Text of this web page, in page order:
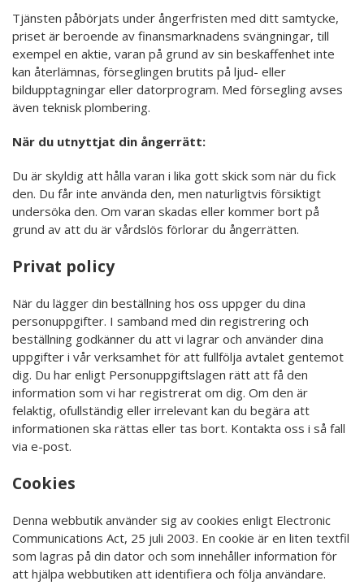
Tjänsten påbörjats under ångerfristen med ditt samtycke,
priset är beroende av finansmarknadens svängningar, till
exempel en aktie, varan på grund av sin beskaffenhet inte
kan återlämnas, förseglingen brutits på ljud- eller
bildupptagningar eller datorprogram. Med försegling avses
även teknisk plombering.
När du utnyttjat din ångerrätt:
Du är skyldig att hålla varan i lika gott skick som när du fick
den. Du får inte använda den, men naturligtvis försiktigt
undersöka den. Om varan skadas eller kommer bort på
grund av att du är vårdslös förlorar du ångerrätten.
Privat policy
När du lägger din beställning hos oss uppger du dina
personuppgifter. I samband med din registrering och
beställning godkänner du att vi lagrar och använder dina
uppgifter i vår verksamhet för att fullfölja avtalet gentemot
dig. Du har enligt Personuppgiftslagen rätt att få den
information som vi har registrerat om dig. Om den är
felaktig, ofullständig eller irrelevant kan du begära att
informationen ska rättas eller tas bort. Kontakta oss i så fall
via e-post.
Cookies
Denna webbutik använder sig av cookies enligt Electronic
Communications Act, 25 juli 2003. En cookie är en liten textfil
som lagras på din dator och som innehåller information för
att hjälpa webbutiken att identifiera och följa användare.